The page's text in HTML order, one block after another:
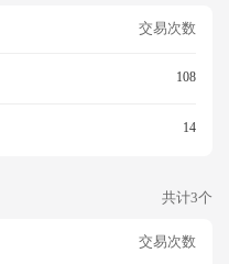
交易次数
108
14
共计3个
交易次数